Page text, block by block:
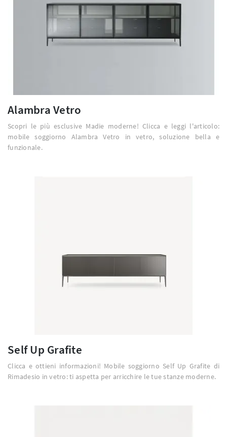
Alambra Vetro
Scopri le più esclusive Madie moderne! Clicca e leggi l'articolo:
mobile soggiorno Alambra Vetro in vetro, soluzione bella e
funzionale.
Self Up Grafite
Clicca e ottieni informazioni! Mobile soggiorno Self Up Grafite di
Rimadesio in vetro: ti aspetta per arricchire le tue stanze moderne.